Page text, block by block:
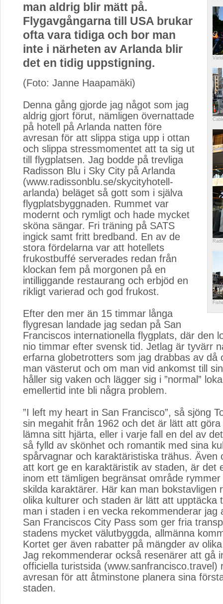
man aldrig blir mätt på.
Flygavgångarna till USA brukar
ofta vara tidiga och bor man
inte i närheten av Arlanda blir
det en tidig uppstigning.
(Foto: Janne Haapamäki)
Denna gång gjorde jag något som jag
aldrig gjort förut, nämligen övernattade
på hotell på Arlanda natten före
avresan för att slippa stiga upp i ottan
och slippa stressmomentet att ta sig ut
till flygplatsen. Jag bodde på trevliga
Radisson Blu i Sky City på Arlanda
(www.radissonblu.se/skycityhotell-
arlanda) beläget så gott som i själva
flygplatsbyggnaden. Rummet var
modernt och rymligt och hade mycket
sköna sängar. Fri träning på SATS
ingick samt fritt bredband. En av de
stora fördelarna var att hotellets
frukostbuffé serverades redan från
klockan fem på morgonen på en
intilliggande restaurang och erbjöd en
rikligt varierad och god frukost.
Efter den mer än 15 timmar långa
flygresan landade jag sedan på San
Franciscos internationella flygplats, där den
nio timmar efter svensk tid. Jetlag är tyvärr
erfarna globetrotters som jag drabbas av då
man västerut och om man vid ankomst till
håller sig vaken och lägger sig i ”normal”
emellertid inte bli några problem.
”I left my heart in San Francisco”, så sjöng
sin megahit från 1962 och det är lätt att
lämna sitt hjärta, eller i varje fall en del av
så fylld av skönhet och romantik med sina
spårvagnar och karaktäristiska trähus. Även
att kort ge en karaktäristik av staden, är det
inom ett tämligen begränsat område
skilda karaktärer. Här kan man bokstavligen
olika kulturer och staden är lätt att upptäcka
man i staden i en vecka rekommenderar jag
San Franciscos City Pass som ger fria
stadens mycket välutbyggda, allmänna
Kortet ger även rabatter på mängder av
Jag rekommenderar också resenärer att gå
officiella turistsida (www.sanfrancisco.travel)
avresan för att åtminstone planera sina
staden.